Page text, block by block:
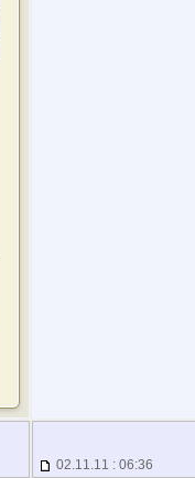
02.11.11 : 06:36